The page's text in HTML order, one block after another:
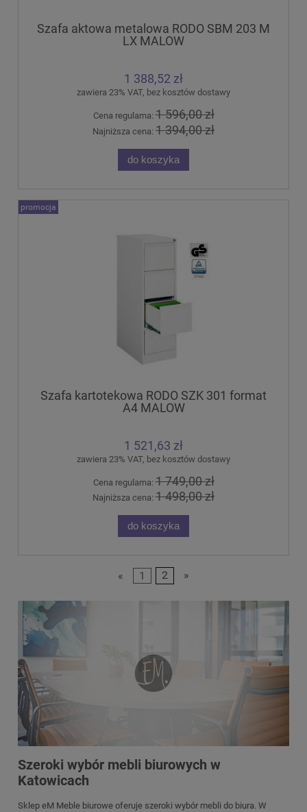
Szafa aktowa metalowa RODO SBM 203 M
LX MALOW
1 388,52 zł
zawiera 23% VAT, bez kosztów dostawy
Cena regularna:1 596,00 zł
Najniższa cena: 1 394,00 zł
do koszyka
Szafa kartotekowa RODO SZK 301 format
A4 MALOW
1 521,63 zł
zawiera 23% VAT, bez kosztów dostawy
Cena regularna:1 749,00 zł
Najniższa cena: 1 498,00 zł
do koszyka
promocja
« 1 2 »
Szeroki wybór mebli biurowych w
Katowicach
Sklep eM Meble biurowe oferuje szeroki wybór mebli do biura. W